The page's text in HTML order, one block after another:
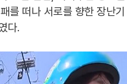
를 떠나 서로를 향한 장난
다.